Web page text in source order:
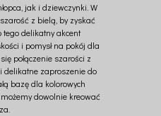
jak i dziewczynki. W
z bielą, by zyskać
tego delikatny akcent
i pomysł na pokój dla
połączenie szarości z
delikatne zaproszenie do
bazę dla kolorowych
dowolnie kreować